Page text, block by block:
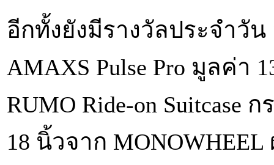
อีกทั้งยังมีรางวัลประจำวั
AMAXS Pulse Pro มูลค่า
RUMO Ride-on Suitcase
18 นิ้วจาก